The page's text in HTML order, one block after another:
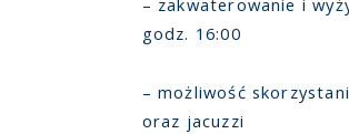
– zakwaterowanie i
godz. 16:00
– możliwość
oraz jacuzzi